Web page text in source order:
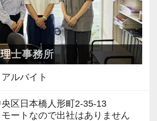
継／M&Aにも対応
士法人＞
事業展開
以上に拡大
財務・労務まで対応
士事務所
ルバイト
区日本橋人形町2-35-13
ートなので出社はありません